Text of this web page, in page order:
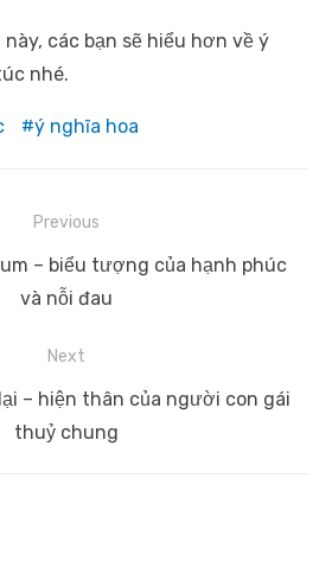
các bạn sẽ hiểu hơn về ý
nhé.
ý nghĩa hoa
Previous
– biểu tượng của hạnh phúc
và nỗi đau
Next
– hiện thân của người con gái
thuỷ chung